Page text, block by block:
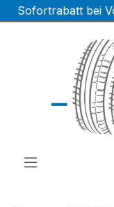
Zum Hauptinhalt
Sofortrabatt bei